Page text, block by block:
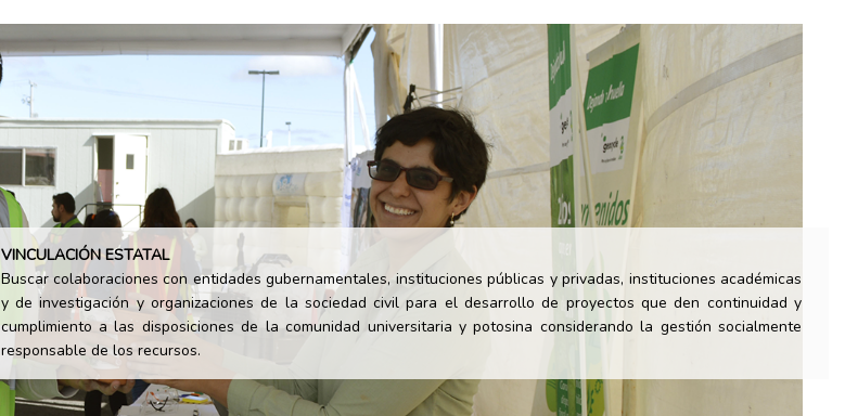
VINCULACIÓN ESTATAL
Buscar colaboraciones con entidades gubernamentales, instituciones públicas y privadas, instituciones académicas
y de investigación y organizaciones de la sociedad civil para el desarrollo de proyectos que den continuidad y
cumplimiento a las disposiciones de la comunidad universitaria y potosina considerando la gestión socialmente
responsable de los recursos.